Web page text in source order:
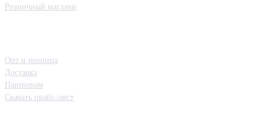
Розничный магазин
Опт и розница
Доставка
Партнерам
Скачать прайс-лист